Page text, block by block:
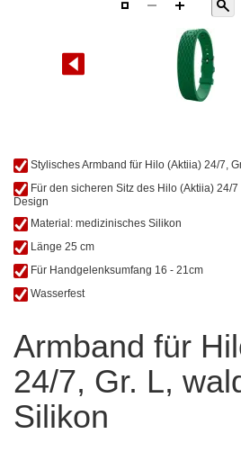
Armband für
24/7, Gr. L,
Silikon
Zum
Anfang
der
Bildgalerie
springen
Stylisches Armband für Hilo (Aktiia) 24/7,
Für den sicheren Sitz des Hilo (Aktiia) 24/
Design
Material: medizinisches Silikon
Länge 25 cm
Für Handgelenksumfang 16 - 21cm
Wasserfest